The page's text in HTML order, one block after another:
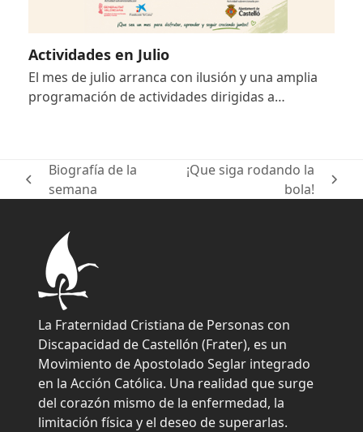
Actividades en Julio
El mes de julio arranca con ilusión y una amplia
programación de actividades dirigidas a…
previous
Biografía de la
semana
¡Que siga rodando la
bola!
La Fraternidad Cristiana de Personas con
Discapacidad de Castellón (Frater), es un
Movimiento de Apostolado Seglar integrado
en la Acción Católica. Una realidad que surge
del corazón mismo de la enfermedad, la
limitación física y el deseo de superarlas.